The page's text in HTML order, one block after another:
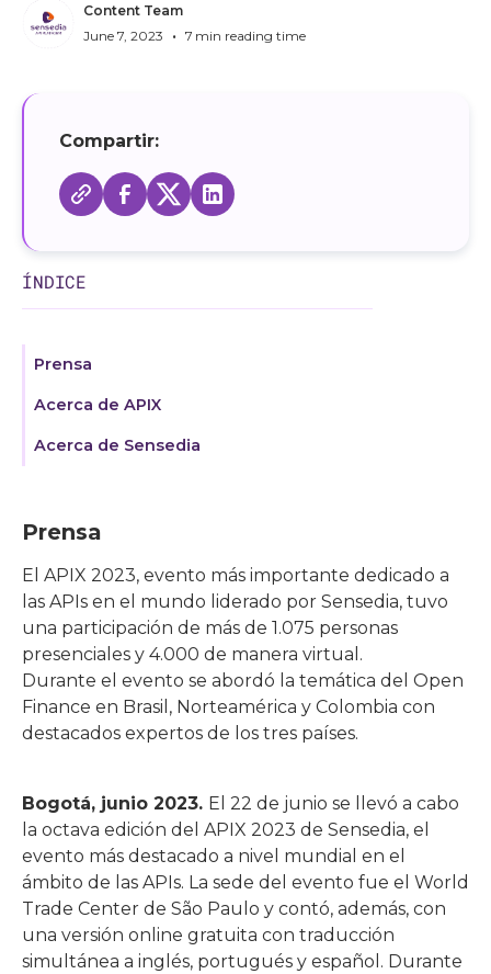
Content Team
June 7, 2023
• 7 min reading time
Prensa
El APIX 2023, evento más importante dedicado a
las APIs en el mundo liderado por Sensedia, tuvo
una participación de más de 1.075 personas
presenciales y 4.000 de manera virtual.
Durante el evento se abordó la temática del Open
Finance en Brasil, Norteamérica y Colombia con
destacados expertos de los tres países.
Bogotá, junio 2023. El 22 de junio se llevó a cabo
la octava edición del APIX 2023 de Sensedia, el
evento más destacado a nivel mundial en el
ámbito de las APIs. La sede del evento fue el World
Trade Center de São Paulo y contó, además, con
una versión online gratuita con traducción
simultánea a inglés, portugués y español. Durante
Compartir:
ÍNDICE
Prensa
Acerca de APIX
Acerca de Sensedia